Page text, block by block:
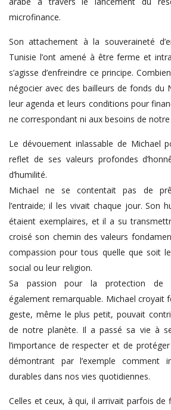
microfinance.
Son attachement à la souveraineté
Tunisie l’ont amené à être ferme et
s’agisse d’enfreindre ce principe.
négocier avec des bailleurs de fonds du
leur agenda et leurs conditions pour
ne correspondant ni aux besoins de
Le dévouement inlassable de Michael
reflet de ses valeurs profondes
d’humilité.
Michael ne se contentait pas de
l’entraide; il les vivait chaque jour. Son
étaient exemplaires, et il a su
croisé son chemin des valeurs
compassion pour tous quelle que soit
social ou leur religion.
Sa passion pour la protection de
également remarquable. Michael croyait
geste, même le plus petit, pouvait
de notre planète. Il a passé sa vie à
l’importance de respecter et de
démontrant par l’exemple comment
durables dans nos vies quotidiennes.
Celles et ceux, à qui, il arrivait parfois de